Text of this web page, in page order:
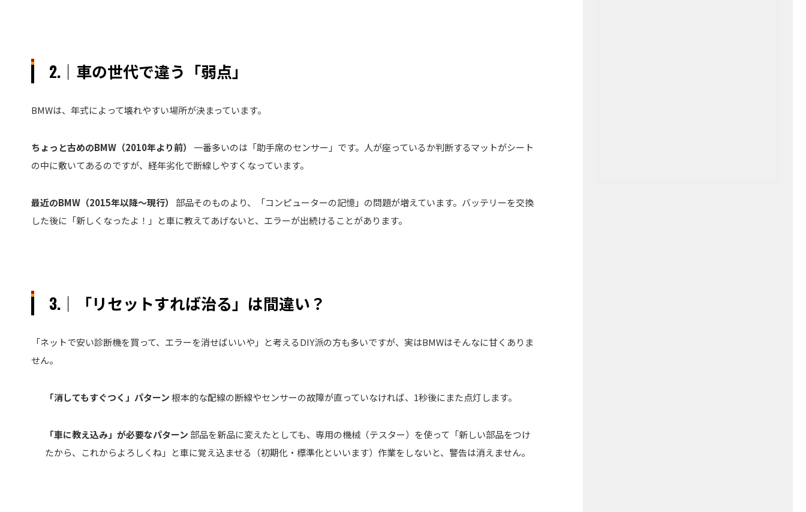
2.｜車の世代で違う「弱点」
BMWは、年式によって壊れやすい場所が決まっています。
ちょっと古めのBMW（2010年より前）
一番多いのは「助手席のセンサー」です。人が座っているか判断するマットがシート
の中に敷いてあるのですが、経年劣化で断線しやすくなっています。
最近のBMW（2015年以降〜現行）
部品そのものより、「コンピューターの記憶」の問題が増えています。バッテリーを交換
した後に「新しくなったよ！」と車に教えてあげないと、エラーが出続けることがあります。
3.｜「リセットすれば治る」は間違い？
「ネットで安い診断機を買って、エラーを消せばいいや」と考えるDIY派の方も多いですが、実はBMWはそんなに甘くありま
せん。
「消してもすぐつく」パターン根本的な配線の断線やセンサーの故障が直っていなければ、1秒後にまた点灯します。
「車に教え込み」が必要なパターン 部品を新品に変えたとしても、専用の機械（テスター）を使って「新しい部品をつけ
たから、これからよろしくね」と車に覚え込ませる（初期化・標準化といいます）作業をしないと、警告は消えません。